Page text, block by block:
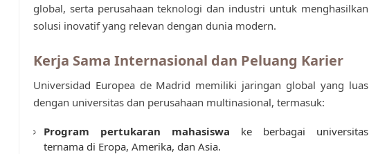
global, serta perusahaan teknologi dan industri untuk menghasilkan
solusi inovatif yang relevan dengan dunia modern.
Kerja Sama Internasional dan Peluang Karier
Universidad Europea de Madrid memiliki jaringan global yang luas
dengan universitas dan perusahaan multinasional, termasuk:
Program pertukaran mahasiswa ke berbagai universitas
ternama di Eropa, Amerika, dan Asia.